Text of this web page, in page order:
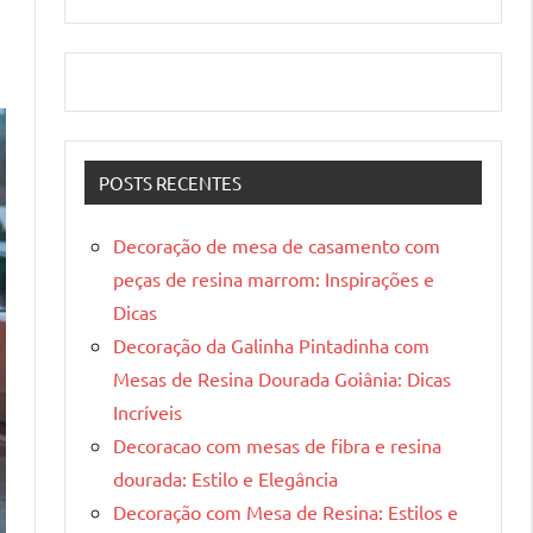
POSTS RECENTES
Decoração de mesa de casamento com
peças de resina marrom: Inspirações e
Dicas
Decoração da Galinha Pintadinha com
Mesas de Resina Dourada Goiânia: Dicas
Incríveis
Decoracao com mesas de fibra e resina
dourada: Estilo e Elegância
Decoração com Mesa de Resina: Estilos e